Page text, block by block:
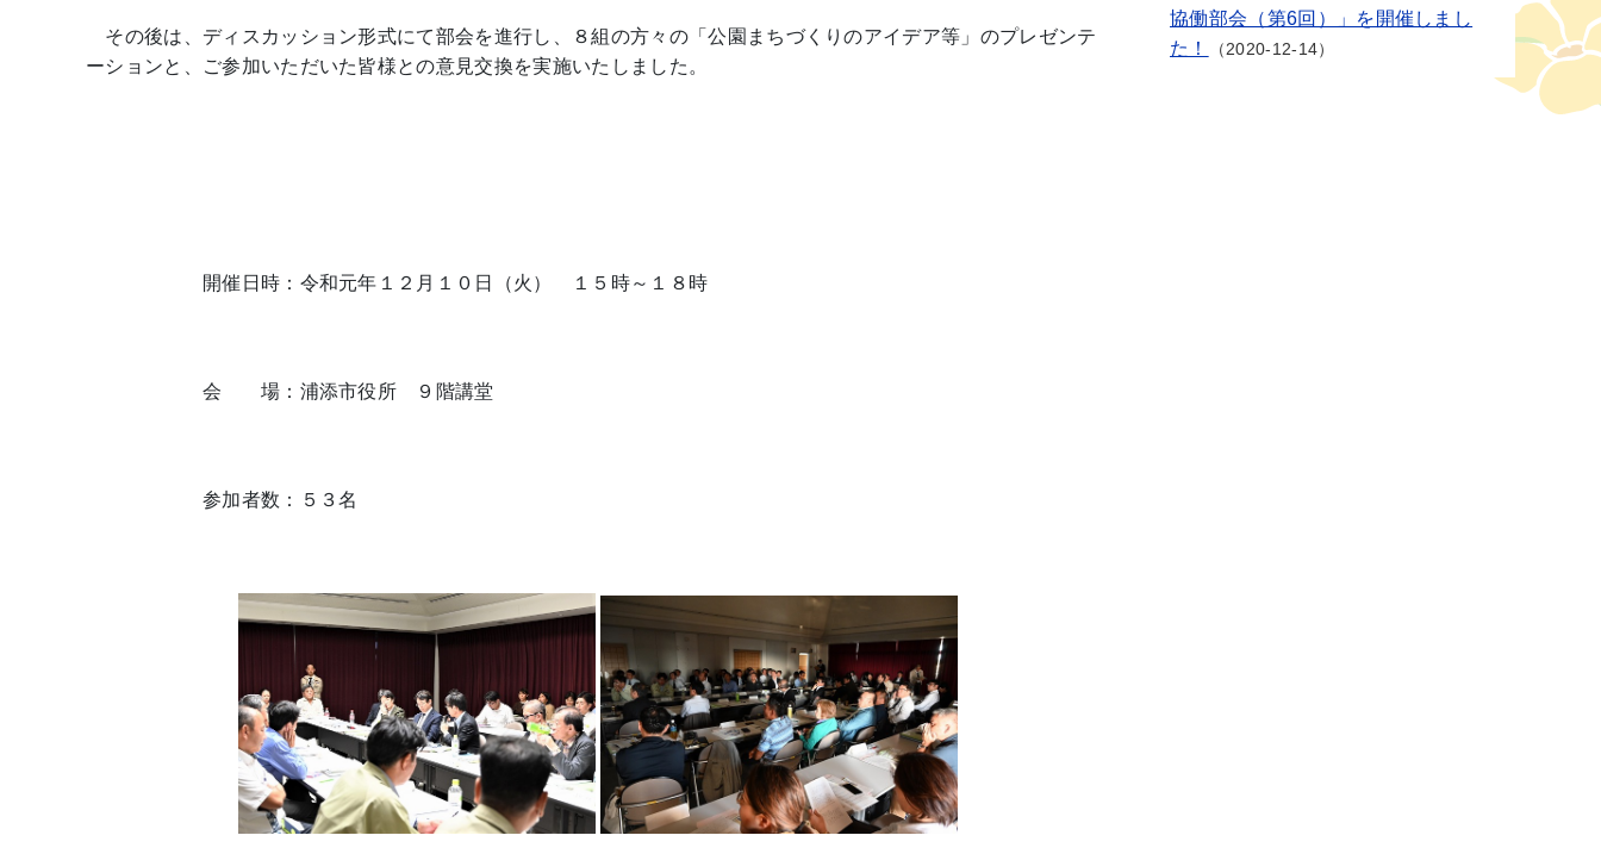
その後は、ディスカッション形式にて部会を進行し、８組の方々の「公園まちづくりのアイデア等」のプレゼンテ
ーションと、ご参加いただいた皆様との意見交換を実施いたしました。
開催日時：令和元年１２月１０日（火） １５時～１８時
会 場：浦添市役所 ９階講堂
参加者数：５３名
協働部会（第6回）」を開催しまし
た！
2020-12-14